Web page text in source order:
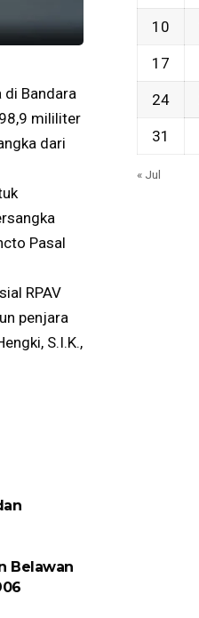
Bandara
mililiter
dari
Pasal
RPAV
penjara
S.I.K.,
Belawan
10
17
24
31
« Jul